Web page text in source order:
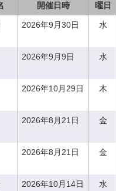
開催日時 曜日
2026年9月30日 水
2026年9月9日 水
2026年10月29日 木
2026年8月21日 金
2026年8月21日 金
2026年10月14日 水